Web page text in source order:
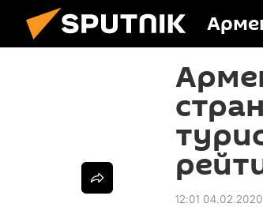
12:01 04.02.2020